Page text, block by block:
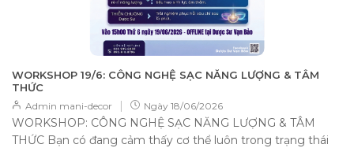
WORKSHOP 19/6: CÔNG NGHỆ SẠC NĂNG LƯỢNG & TÂM
THỨC
Admin mani-decor | Ngày 18/06/2026
WORKSHOP: CÔNG NGHỆ SẠC NĂNG LƯỢNG & TÂM
THỨC Bạn có đang cảm thấy cơ thể luôn trong trạng thái